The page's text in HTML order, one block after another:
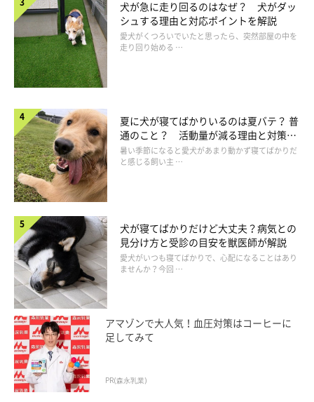
②好奇心から
見慣れないものへの好奇心で近づき、思わず隠れてしまったとい
うケースもあります。また、見えない場所から飼い主さんの様子
を見るのが好きな犬も多いようです。
③苦手なものから隠れたい
犬が急に走り回るのはなぜ？ 犬がダッ
シュする理由と対応ポイントを解説
愛犬がくつろいでいたと思ったら、突然部屋の中を
走り回り始める …
夏に犬が寝てばかりいるのは夏バテ？ 普
通のこと？ 活動量が減る理由と対策と
は
暑い季節になると愛犬があまり動かず寝てばかりだ
と感じる飼い主 …
犬が寝てばかりだけど大丈夫？病気との
見分け方と受診の目安を獣医師が解説
愛犬がいつも寝てばかりで、心配になることはあり
ませんか？今回 …
アマゾンで大人気！血圧対策はコーヒーに
足してみて
PR(森永乳業)